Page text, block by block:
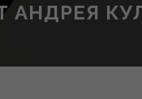
АНДРЕЯ